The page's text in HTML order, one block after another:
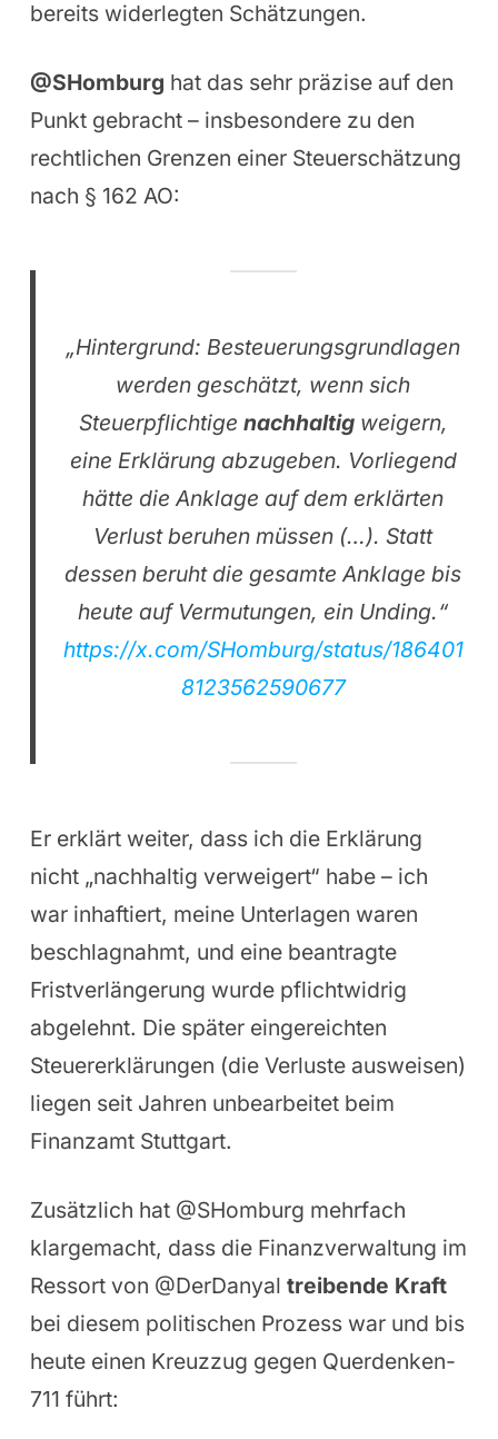
bereits widerlegten Schätzungen.
@SHomburg hat das sehr präzise auf den
Punkt gebracht – insbesondere zu den
rechtlichen Grenzen einer Steuerschätzung
nach § 162 AO:
„Hintergrund: Besteuerungsgrundlagen
werden geschätzt, wenn sich
Steuerpflichtige nachhaltigweigern,
eine Erklärung abzugeben. Vorliegend
hätte die Anklage auf dem erklärten
Verlust beruhen müssen (…). Statt
dessen beruht die gesamte Anklage bis
heute auf Vermutungen, ein Unding.“
https://x.com/SHomburg/status/186401
8123562590677
Er erklärt weiter, dass ich die Erklärung
nicht „nachhaltig verweigert“ habe – ich
war inhaftiert, meine Unterlagen waren
beschlagnahmt, und eine beantragte
Fristverlängerung wurde pflichtwidrig
abgelehnt. Die später eingereichten
Steuererklärungen (die Verluste ausweisen)
liegen seit Jahren unbearbeitet beim
Finanzamt Stuttgart.
Zusätzlich hat @SHomburg mehrfach
klargemacht, dass die Finanzverwaltung im
Ressort von @DerDanyal treibende Kraft
bei diesem politischen Prozess war und bis
heute einen Kreuzzug gegen Querdenken-
711 führt: